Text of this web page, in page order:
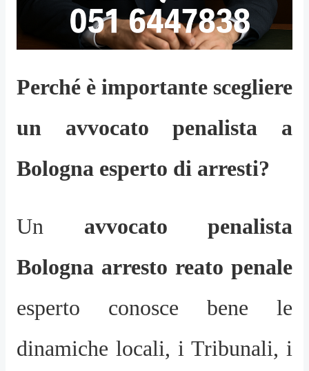
Perché è importante scegliere
un avvocato penalista a
Bologna esperto di arresti?
Un avvocato penalista
Bologna arresto reato penale
esperto conosce bene le
dinamiche locali, i Tribunali, i